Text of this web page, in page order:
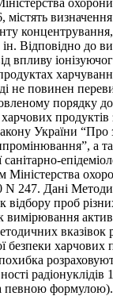
ін. Відповідно до
впливу
не повинен
порядку
продуктів
України “Про
а
Міністерства
N 247. Дані
проб
вказівок
безпеки харчових
радіонуклідів
певною формулою).